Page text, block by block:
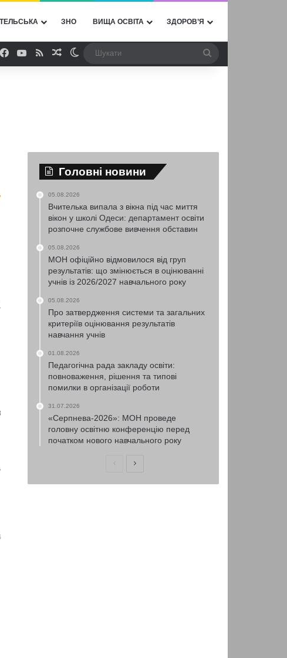
ЗНО ВИЩА ОСВІТА ЗДОРОВ’Я
Facebook
YouTube
RSSВипадкова стаття
Switch skin
Головні новини
05.08.2026
Вчителька випала з вікна під час миття
вікон у школі Одеси: департамент освіти
розпочне службове вивчення обставин
05.08.2026
МОН офіційно відмовилося від груп
результатів: що змінюється в оцінюванні
учнів із 2026/2027 навчального року
05.08.2026
Про затвердження системи та загальних
критеріїв оцінювання результатів
навчання учнів
01.08.2026
Педагогічна рада закладу освіти:
повноваження, рішення та типові
помилки в організації роботи
31.07.2026
«Серпнева-2026»: МОН проведе
головну освітню конференцію перед
початком нового навчального року
ПопередняНаступна